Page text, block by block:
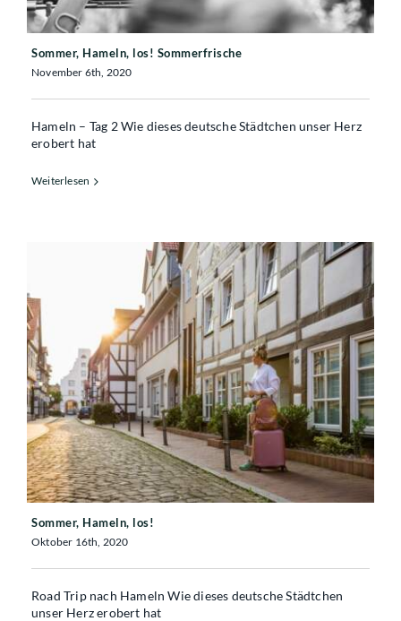
Sommer, Hameln, los! Sommerfrische
November 6th, 2020
Hameln – Tag 2 Wie dieses deutsche Städtchen unser Herz
erobert hat
Weiterlesen
Sommer, Hameln, los!
Sommer, Hameln, los!
Oktober 16th, 2020
Road Trip nach Hameln Wie dieses deutsche Städtchen
unser Herz erobert hat